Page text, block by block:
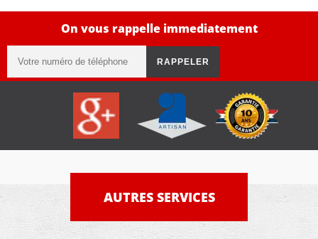
On vous rappelle immediatement
AUTRES SERVICES